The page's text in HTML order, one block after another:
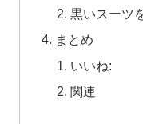
黒いスーツ
まとめ
いいね:
関連